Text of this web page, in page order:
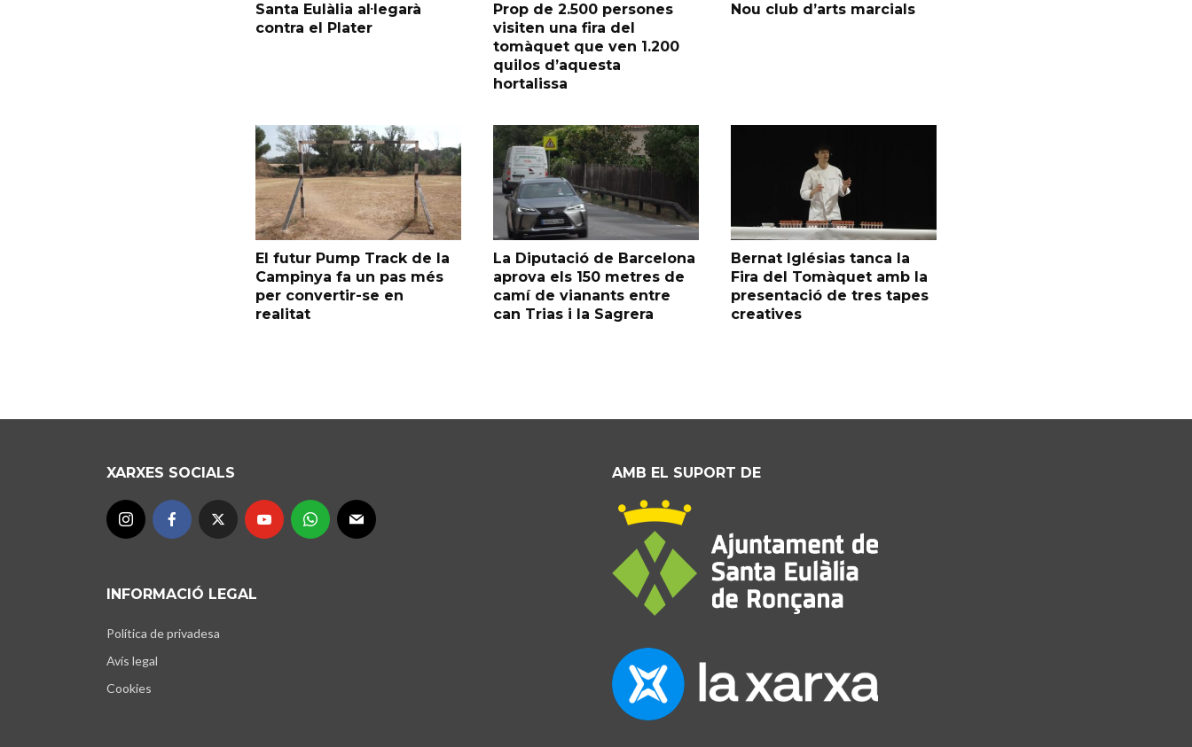
Santa Eulàlia al·legarà
contra el Plater
Prop de 2.500 persones
visiten una fira del
tomàquet que ven 1.200
quilos d’aquesta
hortalissa
Nou club d’arts marcials
El futur Pump Track de la
Campinya fa un pas més
per convertir-se en
realitat
La Diputació de Barcelona
aprova els 150 metres de
camí de vianants entre
can Trias i la Sagrera
Bernat Iglésias tanca la
Fira del Tomàquet amb la
presentació de tres tapes
creatives
XARXES SOCIALS
INFORMACIÓ LEGAL
Política de privadesa
Avís legal
Cookies
AMB EL SUPORT DE